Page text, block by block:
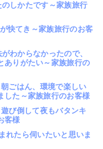
しかたです～家族旅行
快てき～家族旅行のお客
わからなかったので、
ありがたい～家族旅行の
ごはん、環境で楽しい
した～家族旅行のお客様
び倒して夜もバタンキ
客様
れたら伺いたいと思いま